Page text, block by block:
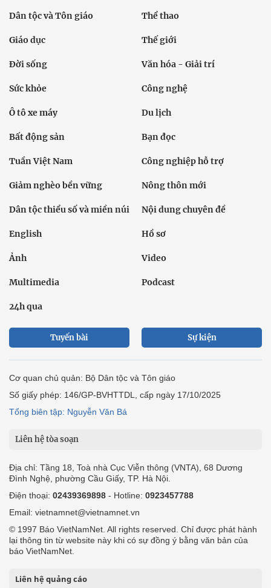
Dân tộc và Tôn giáo Thể thao
Giáo dục Thế giới
Đời sống Văn hóa - Giải trí
Sức khỏe Công nghệ
Ô tô xe máy Du lịch
Bất động sản Bạn đọc
Tuần Việt Nam Công nghiệp hỗ trợ
Giảm nghèo bền vững Nông thôn mới
Dân tộc thiểu số và miền núi Nội dung chuyên đề
English Hồ sơ
Ảnh Video
Multimedia Podcast
24h qua
Tuyến bài Sự kiện
Cơ quan chủ quản: Bộ Dân tộc và Tôn giáo
Số giấy phép: 146/GP-BVHTTDL, cấp ngày 17/10/2025
Tổng biên tập: Nguyễn Văn Bá
Liên hệ tòa soạn
Địa chỉ: Tầng 18, Toà nhà Cục Viễn thông (VNTA), 68 Dương
Đình Nghệ, phường Cầu Giấy, TP. Hà Nội.
Điện thoại: 02439369898 - Hotline: 0923457788
Email: vietnamnet@vietnamnet.vn
© 1997 Báo VietNamNet. All rights reserved. Chỉ được phát hành
lại thông tin từ website này khi có sự đồng ý bằng văn bản của
báo VietNamNet.
Liên hệ quảng cáo